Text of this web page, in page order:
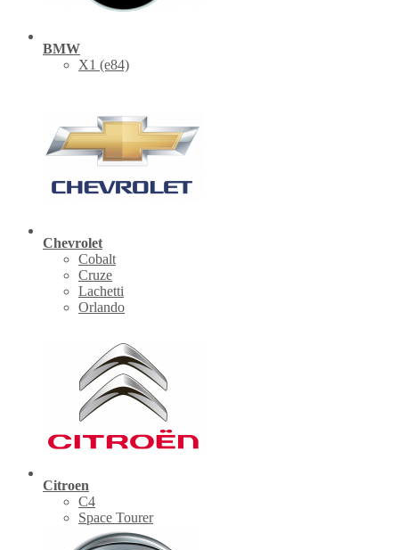
BMW
X1 (е84)
Chevrolet
Cobalt
Cruze
Lachetti
Orlando
Citroen
C4
Space Tourer